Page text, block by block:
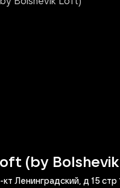
(by
Ленинградский, д 15 стр